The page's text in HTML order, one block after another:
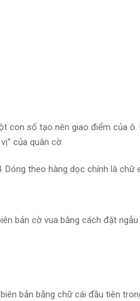
con số tạo nên giao điểm của ô.
của quân cờ.
theo hàng dọc chính là chữ
bản cờ vua bằng cách đặt ngẫu
bản bằng chữ cái đầu tiên